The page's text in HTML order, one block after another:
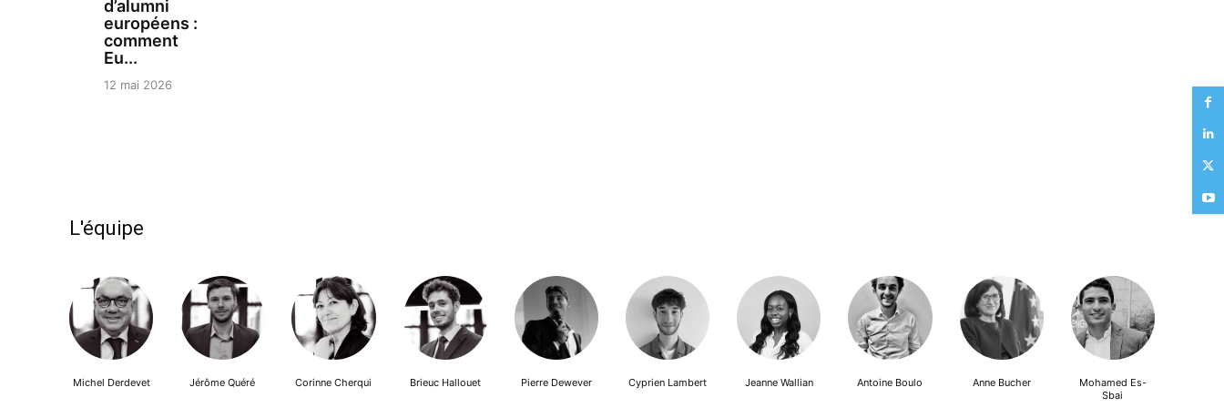
d’alumni
européens :
comment
Eu...
12 mai 2026
L'équipe
Michel Derdevet Jérôme Quéré Corinne Cherqui Brieuc Hallouet Pierre Dewever Cyprien Lambert Jeanne Wallian Antoine Boulo Anne Bucher
Mohamed Es-
Sbai